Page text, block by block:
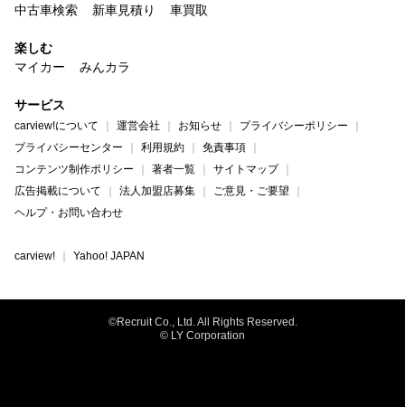
中古車検索
新車見積り 車買取
楽しむ
マイカー
みんカラ
サービス
carview!について 運営会社 お知らせ
プライバシーポリシー
プライバシーセンター
利用規約
免責事項
コンテンツ制作ポリシー
著者一覧
サイトマップ
広告掲載について
法人加盟店募集
ご意見・ご要望
ヘルプ・お問い合わせ
carview! Yahoo! JAPAN
©Recruit Co., Ltd. All Rights Reserved.
© LY Corporation